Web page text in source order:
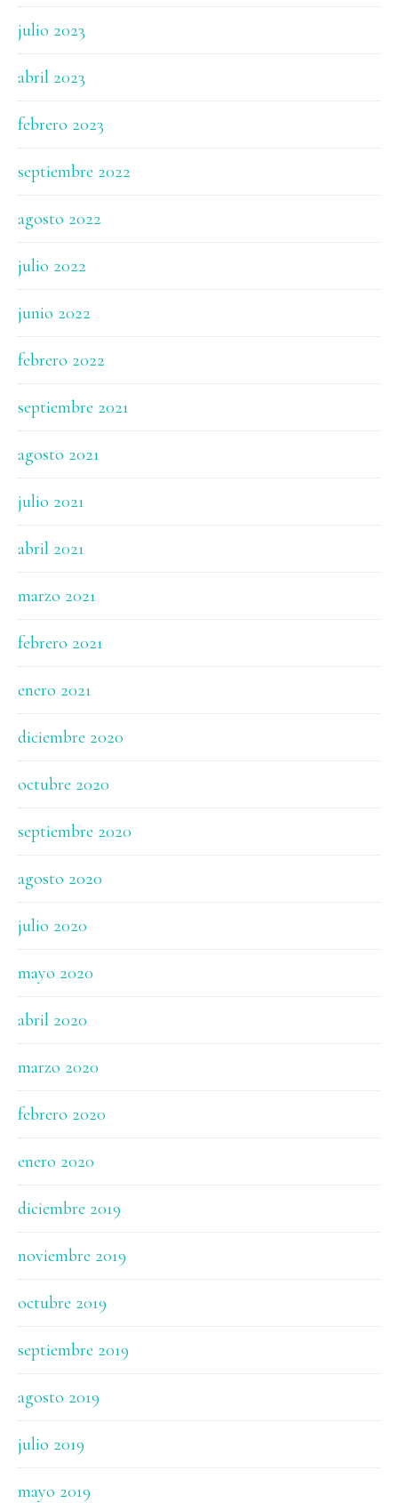
julio 2023
abril 2023
febrero 2023
septiembre 2022
agosto 2022
julio 2022
junio 2022
febrero 2022
septiembre 2021
agosto 2021
julio 2021
abril 2021
marzo 2021
febrero 2021
enero 2021
diciembre 2020
octubre 2020
septiembre 2020
agosto 2020
julio 2020
mayo 2020
abril 2020
marzo 2020
febrero 2020
enero 2020
diciembre 2019
noviembre 2019
octubre 2019
septiembre 2019
agosto 2019
julio 2019
mayo 2019